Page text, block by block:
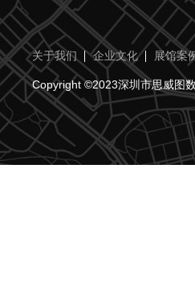
关于我们 企业文化 展馆案
Copyright ©2023深圳市思威图